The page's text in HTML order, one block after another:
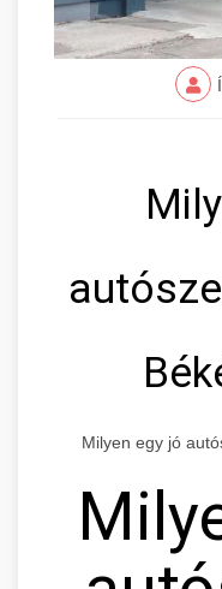
Milyen egy jó